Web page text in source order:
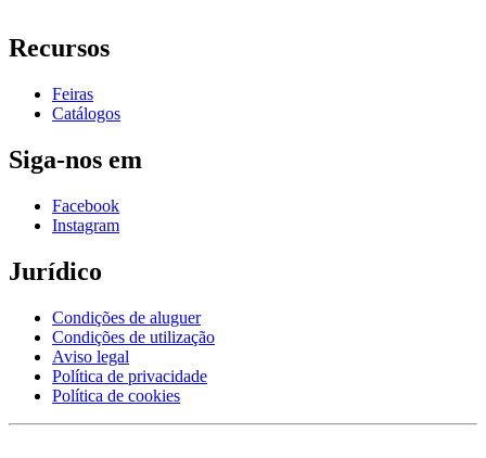
Recursos
Feiras
Catálogos
Siga-nos em
Facebook
Instagram
Jurídico
Condições de aluguer
Condições de utilização
Aviso legal
Política de privacidade
Política de cookies